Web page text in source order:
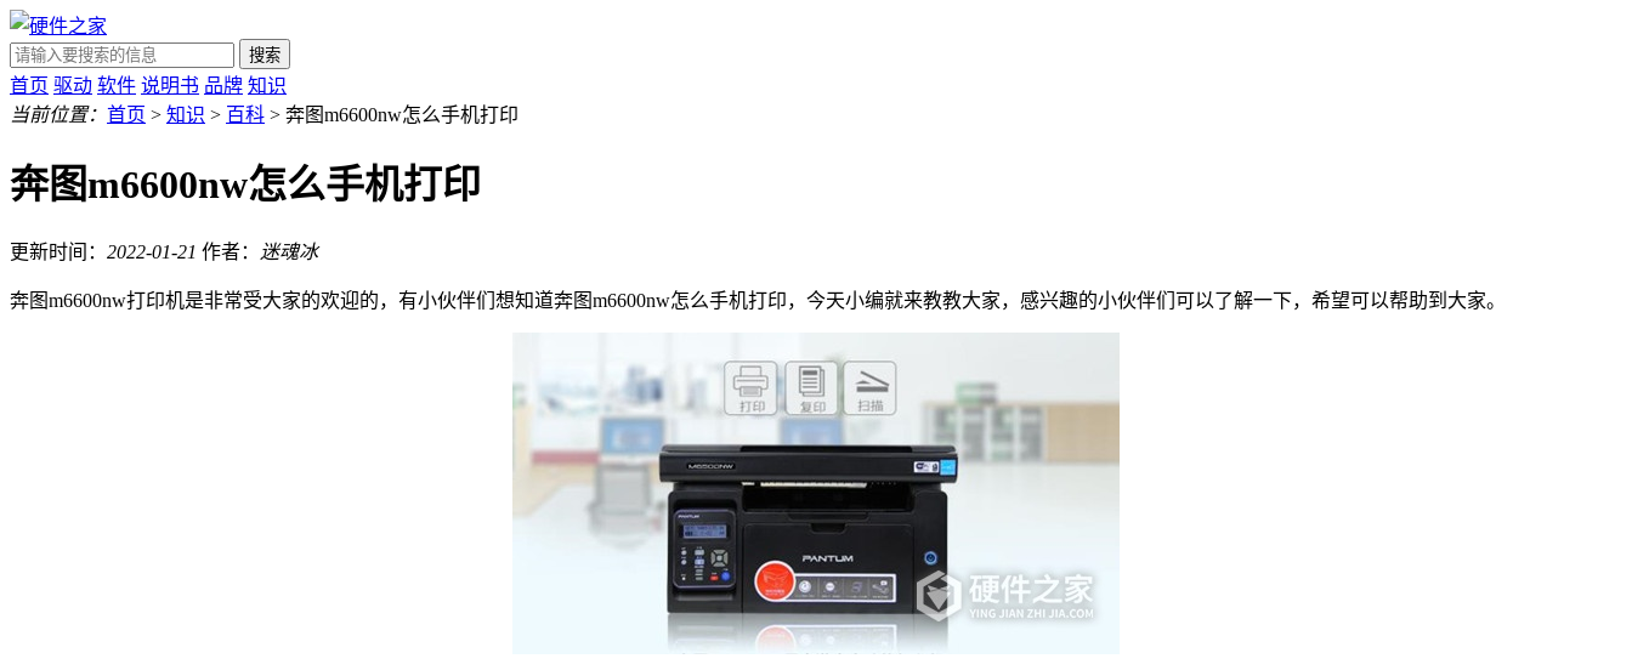
搜索
首页 驱动 软件 说明书 品牌 知识
当前位置： 首页 > 知识 > 百科 > 奔图m6600nw怎么手机打印
奔图m6600nw怎么手机打印
更新时间： 2022-01-21 作者： 迷魂冰
奔图m6600nw打印机是非常受大家的欢迎的，有小伙伴们想知道奔图m6600nw怎么手机打印，今天小编就来教教大家，感兴趣的小伙伴们可以了解一下，希望可以帮助到大家。